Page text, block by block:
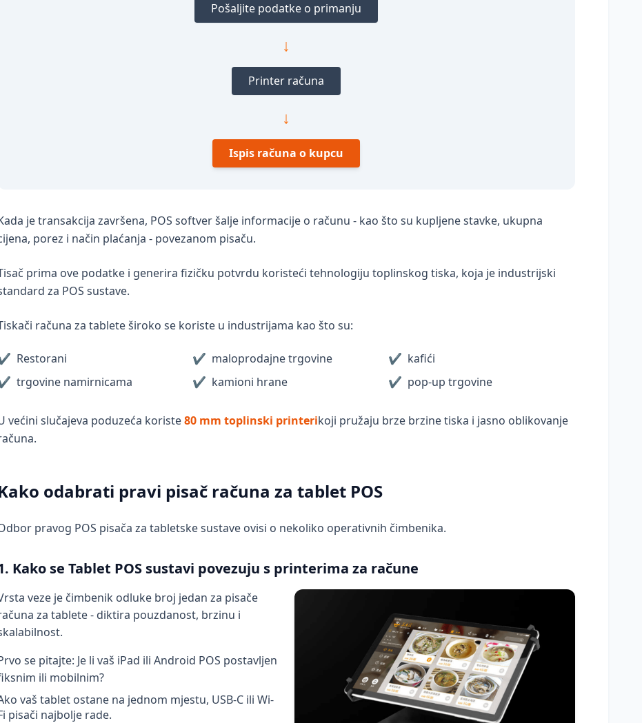
Pošaljite podatke o primanju
↓
Printer računa
↓
Ispis računa o kupcu
je transakcija završena, POS softver šalje informacije o računu - kao što su kupljene stavke, ukupna
porez i način plaćanja - povezanom pisaču.
prima ove podatke i generira fizičku potvrdu koristeći tehnologiju toplinskog tiska, koja je industrijski
za POS sustave.
računa za tablete široko se koriste u industrijama kao što su:
Restorani ✔ maloprodajne trgovine ✔ kafići
trgovine namirnicama ✔ kamioni hrane ✔ pop-up trgovine
većini slučajeva poduzeća koriste80 mm toplinski printerikoji pružaju brze brzine tiska i jasno oblikovanje
odabrati pravi pisač računa za tablet POS
pravog POS pisača za tabletske sustave ovisi o nekoliko operativnih čimbenika.
Kako se Tablet POS sustavi povezuju s printerima za račune
veze je čimbenik odluke broj jedan za pisače
za tablete - diktira pouzdanost, brzinu i
se pitajte: Je li vaš iPad ili Android POS postavljen
ili mobilnim?
vaš tablet ostane na jednom mjestu, USB-C ili Wi-
pisači najbolje rade.